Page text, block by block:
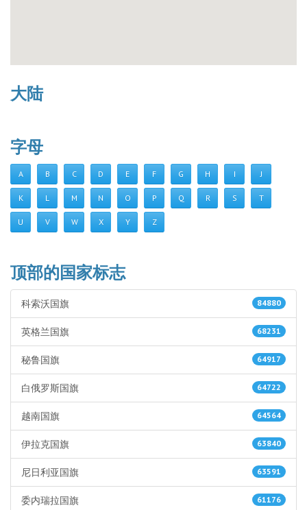
大陆
字母
A B C D E F G H I J
K L M N O P Q R S T
U V W X Y Z
顶部的国家标志
84880
科索沃国旗
68231
英格兰国旗
64917
秘鲁国旗
64722
白俄罗斯国旗
64564
越南国旗
63840
伊拉克国旗
63591
尼日利亚国旗
61176
委内瑞拉国旗